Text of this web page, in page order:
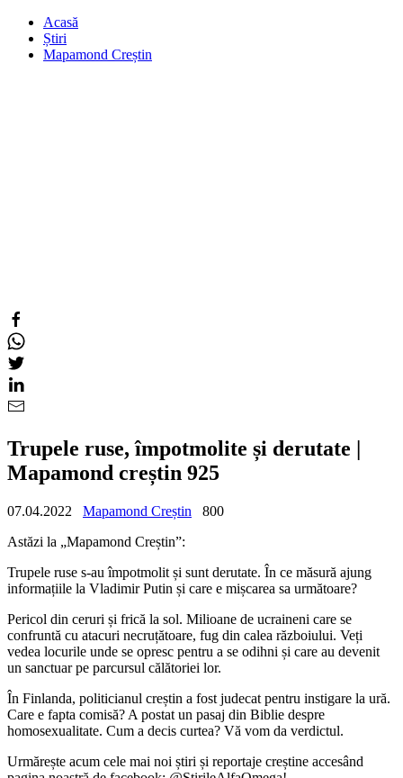
Acasă
Știri
Mapamond Creștin
Trupele ruse, împotmolite și derutate |
Mapamond creștin 925
07.04.2022 Mapamond Creștin
800
Astăzi la „Mapamond Creștin”:
Trupele ruse s-au împotmolit și sunt derutate. În ce măsură ajung
informațiile la Vladimir Putin și care e mișcarea sa următoare?
Pericol din ceruri și frică la sol. Milioane de ucraineni care se
confruntă cu atacuri necruțătoare, fug din calea războiului. Veți
vedea locurile unde se opresc pentru a se odihni și care au devenit
un sanctuar pe parcursul călătoriei lor.
În Finlanda, politicianul creștin a fost judecat pentru instigare la ură.
Care e fapta comisă? A postat un pasaj din Biblie despre
homosexualitate. Cum a decis curtea? Vă vom da verdictul.
Urmărește acum cele mai noi știri și reportaje creștine accesând